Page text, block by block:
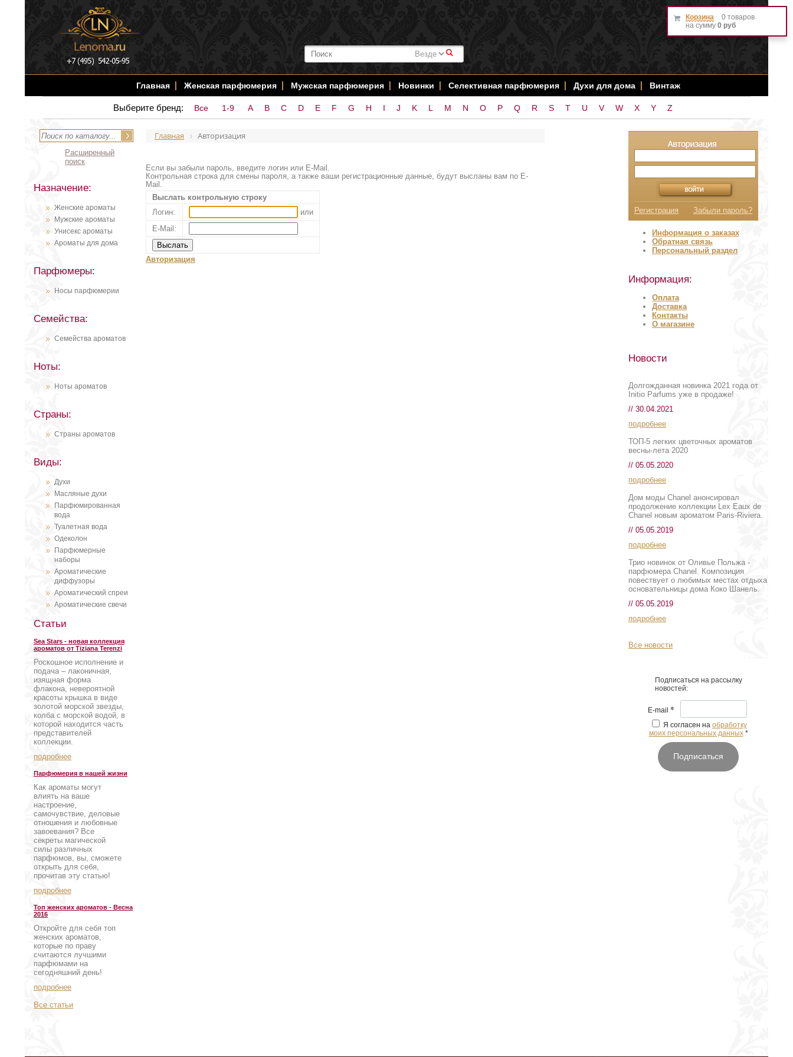
#
Главная Женская парфюмерия Мужская парфюмерия Новинки Селективная парфюмерия Духи для дома Винтаж
Выберите бренд: Все 1-9 A B C D E F G H I J K L M N O P Q R S T U V W X Y Z
Расширенный
поиск
Назначение:
Женские ароматы
Мужские ароматы
Унисекс ароматы
Ароматы для дома
Парфюмеры:
Носы парфюмерии
Семейства:
Семейства ароматов
Ноты:
Ноты ароматов
Страны:
Страны ароматов
Виды:
Духи
Масляные духи
Парфюмированная
вода
Туалетная вода
Одеколон
Парфюмерные
наборы
Ароматические
диффузоры
Ароматический спреи
Ароматические свечи
Статьи
Sea Stars - новая коллекция
ароматов от Tiziana Terenzi
Роскошное исполнение и
подача – лаконичная,
изящная форма
флакона, невероятной
красоты крышка в виде
золотой морской звезды,
колба с морской водой, в
которой находится часть
представителей
коллекции.
подробнее
Парфюмерия в нашей жизни
Как ароматы могут
влиять на ваше
настроение,
самочувствие, деловые
отношения и любовные
завоевания? Все
секреты магической
силы различных
парфюмов, вы, сможете
открыть для себя,
прочитав эту статью!
подробнее
Топ женских ароматов - Весна
2016
Откройте для себя топ
женских ароматов,
которые по праву
считаются лучшими
парфюмами на
сегодняшний день!
подробнее
Все статьи
Главная Авторизация
Если вы забыли пароль, введите логин или E-Mail.
Контрольная строка для смены пароля, а также ваши регистрационные данные, будут высланы вам по E-
Mail.
Выслать контрольную строку
Логин:
или
E-Mail:
Авторизация
Корзина
0 товаров
на сумму 0 руб
Регистрация Забыли пароль?
Информация о заказах
Обратная связь
Персональный раздел
Информация:
Оплата
Доставка
Контакты
О магазине
Новости
Долгожданная новинка 2021 года от
Initio Parfums уже в продаже!
// 30.04.2021
подробнее
ТОП-5 легких цветочных ароматов
весны-лета 2020
// 05.05.2020
подробнее
Дом моды Chanel анонсировал
продолжение коллекции Lex Eaux de
Chanel новым ароматом Paris-Riviera.
// 05.05.2019
подробнее
Трио новинок от Оливье Польжа -
парфюмера Chanel. Композиция
повествует о любимых местах отдыха
основательницы дома Коко Шанель.
// 05.05.2019
подробнее
Все новости
Подписаться на рассылку
новостей:
E-mail *
Я согласен на обработку
моих персональных данных *
Подписаться